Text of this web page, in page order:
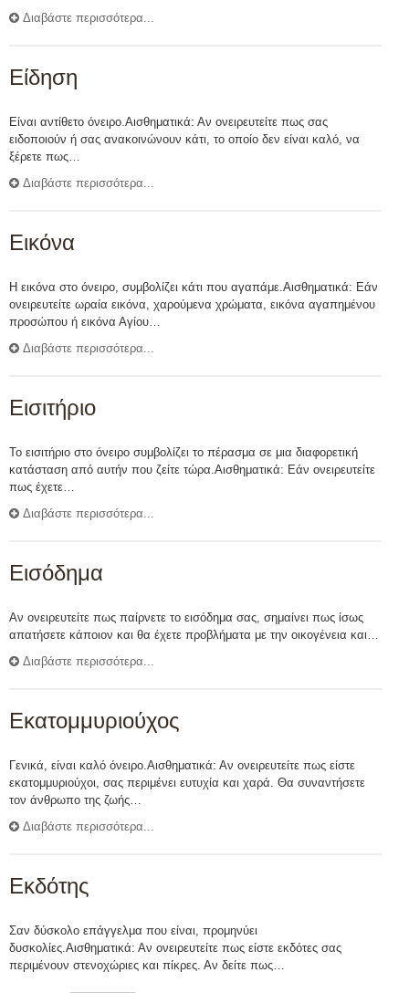
Διαβάστε περισσότερα...
Είδηση
Είναι αντίθετο όνειρο.Αισθηματικά: Αν ονειρευτείτε πως σας
ειδοποιούν ή σας ανακοινώνουν κάτι, το οποίο δεν είναι καλό, να
ξέρετε πως…
Διαβάστε περισσότερα...
Εικόνα
Η εικόνα στο όνειρο, συμβολίζει κάτι που αγαπάμε.Αισθηματικά: Εάν
ονειρευτείτε ωραία εικόνα, χαρούμενα χρώματα, εικόνα αγαπημένου
προσώπου ή εικόνα Αγίου…
Διαβάστε περισσότερα...
Εισιτήριο
Το εισιτήριο στο όνειρο συμβολίζει το πέρασμα σε μια διαφορετική
κατάσταση από αυτήν που ζείτε τώρα.Αισθηματικά: Εάν ονειρευτείτε
πως έχετε…
Διαβάστε περισσότερα...
Εισόδημα
Αν ονειρευτείτε πως παίρνετε το εισόδημα σας, σημαίνει πως ίσως
απατήσετε κάποιον και θα έχετε προβλήματα με την οικογένεια και…
Διαβάστε περισσότερα...
Εκατομμυριούχος
Γενικά, είναι καλό όνειρο.Αισθηματικά: Αν ονειρευτείτε πως είστε
εκατομμυριούχοι, σας περιμένει ευτυχία και χαρά. Θα συναντήσετε
τον άνθρωπο της ζωής…
Διαβάστε περισσότερα...
Εκδότης
Σαν δύσκολο επάγγελμα που είναι, προμηνύει
δυσκολίες.Αισθηματικά: Αν ονειρευτείτε πως είστε εκδότες σας
περιμένουν στενοχώριες και πίκρες. Αν δείτε πως…